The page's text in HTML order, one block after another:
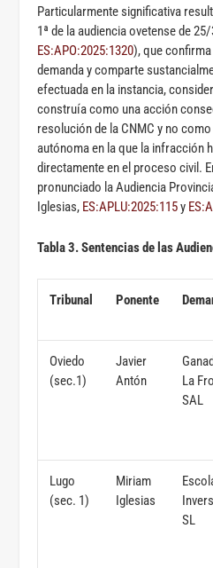
Particularmente significativa
1ª de la audiencia ovetense de
ES:APO:2025:1320), que
demanda y comparte
efectuada en la instancia,
construía como una acción
resolución de la CNMC y no
autónoma en la que la infracción
directamente en el proceso civil.
pronunciado la Audiencia
Iglesias, ES:APLU:2025:115y
Tabla 3.Sentencias de las
Tribunal Ponente
Oviedo
(sec.1)
Javier
Antón
La
SAL
Lugo
(sec. 1)
Miriam
Iglesias
SL